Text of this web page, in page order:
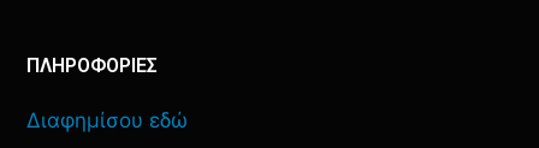
ΠΛΗΡΟΦΟΡΙΕΣ
Διαφημίσου εδώ